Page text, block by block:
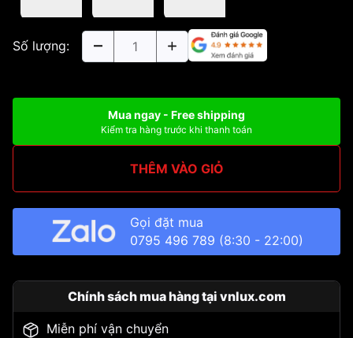
Số lượng:
Mua ngay - Free shipping
Kiểm tra hàng trước khi thanh toán
THÊM VÀO GIỎ
Gọi đặt mua
0795 496 789 (8:30 - 22:00)
Chính sách mua hàng tại vnlux.com
Miễn phí vận chuyển